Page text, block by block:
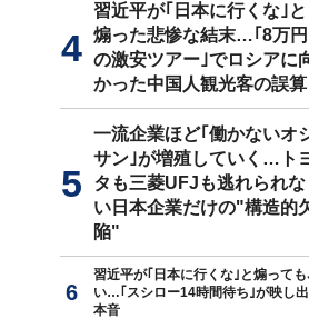
習近平が｢日本に行くな｣と
煽った悲惨な結末…｢8万円
の激安ツアー｣でロシアに
かった中国人観光客の誤算
一流企業ほど｢働かないオ
サン｣が増殖していく…ト
タも三菱UFJも逃れられな
い日本企業だけの"構造的
陥"
習近平が｢日本に行くな｣と煽って
い…｢スシロー14時間待ち｣が映し
本音